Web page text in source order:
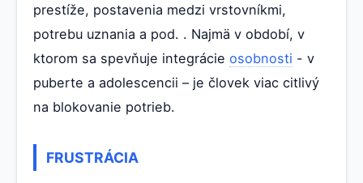
prestíže, postavenia medzi vrstovníkmi,
potrebu uznania a pod. . Najmä v období, v
ktorom sa spevňuje integrácie osobnosti - v
puberte a adolescencii – je človek viac citlivý
na blokovanie potrieb.
FRUSTRÁCIA